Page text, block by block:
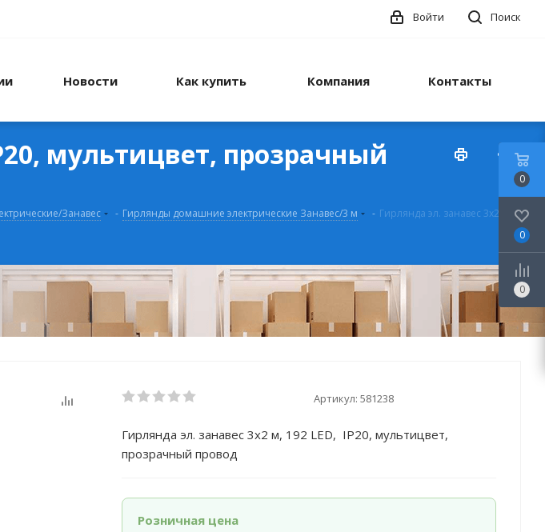
Поиск
Войти
Новости Как купить Компания Контакты
мультицвет, прозрачный
Занавес - Гирлянды домашние электрические Занавес/3 м - Гирлянда эл. занавес 3х2 м,
Артикул: 581238
Гирлянда эл. занавес 3х2 м, 192 LED, IP20, мультицвет,
прозрачный провод
Розничная цена
0
0
0